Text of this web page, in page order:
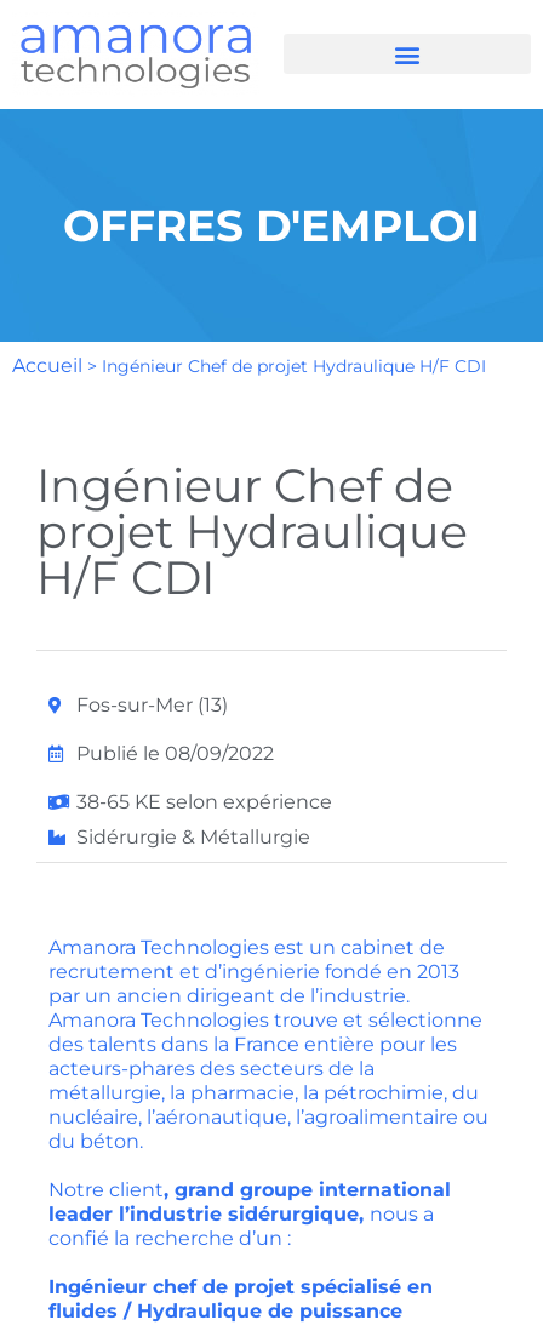
OFFRES D'EMPLOI
Accueil > Ingénieur Chef de projet Hydraulique H/F CDI
Ingénieur Chef de
projet Hydraulique
H/F CDI
Fos-sur-Mer (13)
Publié le 08/09/2022
38-65 KE selon expérience
Sidérurgie & Métallurgie
Amanora Technologies est un cabinet de
recrutement et d’ingénierie fondé en 2013
par un ancien dirigeant de l’industrie.
Amanora Technologies trouve et sélectionne
des talents dans la France entière pour les
acteurs-phares des secteurs de la
métallurgie, la pharmacie, la pétrochimie, du
nucléaire, l’aéronautique, l’agroalimentaire ou
du béton.
Notre client, grand groupe international
leader l’industrie sidérurgique, nous a
confié la recherche d’un :
Ingénieur chef de projet spécialisé en
fluides / Hydraulique de puissance